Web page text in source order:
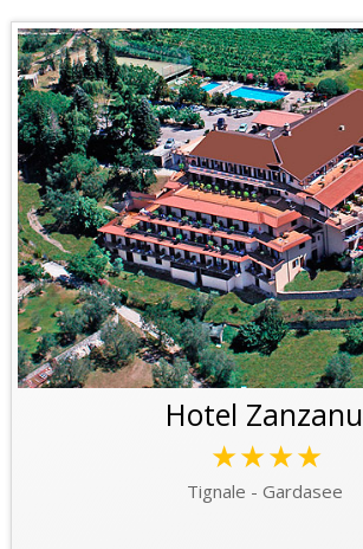
Hotel Zanzanu
★★★★
Tignale - Gardasee